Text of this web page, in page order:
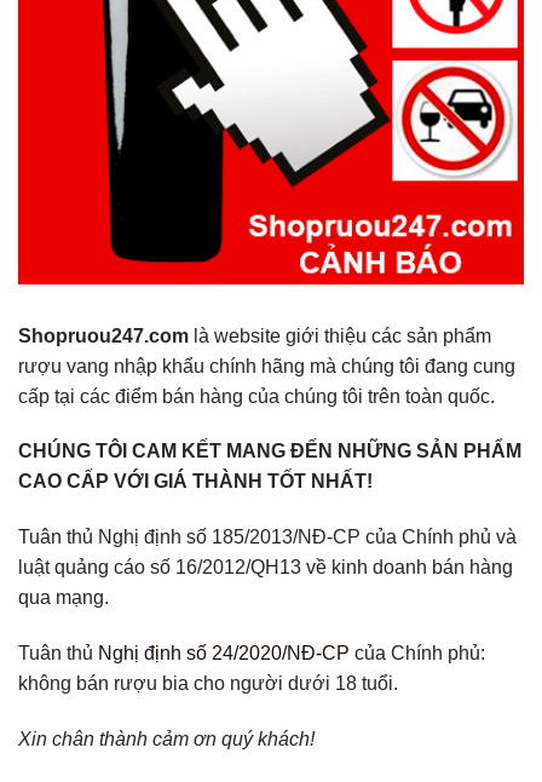
Shopruou247.com là website giới thiệu các sản phẩm
rượu vang nhập khẩu chính hãng mà chúng tôi đang cung
cấp tại các điểm bán hàng của chúng tôi trên toàn quốc.
CHÚNG TÔI CAM KẾT MANG ĐẾN NHỮNG SẢN PHẨM
CAO CẤP VỚI GIÁ THÀNH TỐT NHẤT!
Tuân thủ Nghị định số 185/2013/NĐ-CP của Chính phủ và
luật quảng cáo số 16/2012/QH13 về kinh doanh bán hàng
qua mạng.
Tuân thủ Nghị định số 24/2020/NĐ-CP của Chính phủ:
không bán rượu bia cho người dưới 18 tuổi.
Xin chân thành cảm ơn quý khách!